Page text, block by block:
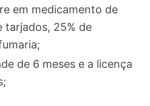
em medicamento de
tarjados, 25% de
de 6 meses e a licença